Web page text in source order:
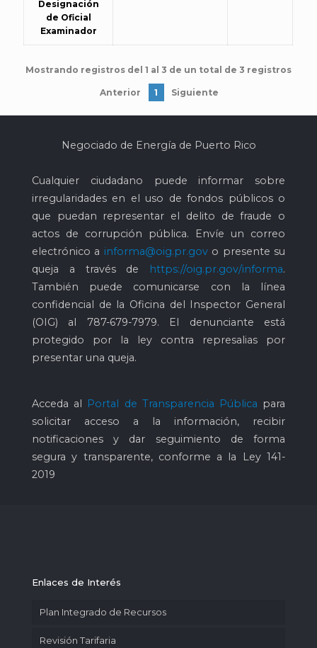
Designación
de Oficial
Examinador
Mostrando registros del 1 al 3 de un total de 3 registros
Anterior 1 Siguiente
Negociado de Energía de Puerto Rico
Cualquier ciudadano puede informar sobre
irregularidades en el uso de fondos públicos o
que puedan representar el delito de fraude o
actos de corrupción pública. Envíe un correo
electrónico a informa@oig.pr.govo presente su
queja a través de
https://oig.pr.gov/informa.
También puede comunicarse con la línea
confidencial de la Oficina del Inspector General
(OIG) al 787-679-7979. El denunciante está
protegido por la ley contra represalias por
presentar una queja.
Acceda al Portal de Transparencia Pública para
solicitar acceso a la información, recibir
notificaciones y dar seguimiento de forma
segura y transparente, conforme a la Ley 141-
2019
Enlaces de Interés
Plan Integrado de Recursos
Revisión Tarifaria